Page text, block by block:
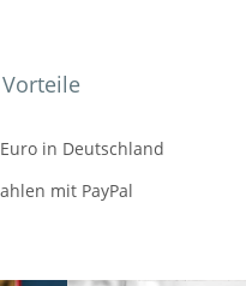
in Deutschland
mit PayPal